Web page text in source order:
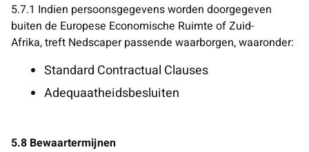
5.7.1 Indien persoonsgegevens worden doorgegeven
buiten de Europese Economische Ruimte of Zuid-
Afrika,treft Nedscaper passende waarborgen, waaronder:
Standard Contractual Clauses
Adequaatheidsbesluiten
5.8 Bewaartermijnen